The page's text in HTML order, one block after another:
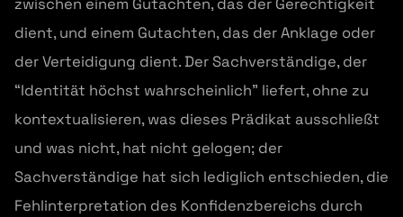
zwischen einem Gutachten, das der Gerechtigkeit
dient, und einem Gutachten, das der Anklage oder
der Verteidigung dient. Der Sachverständige, der
“Identität höchst wahrscheinlich” liefert, ohne zu
kontextualisieren, was dieses Prädikat ausschließt
und was nicht, hat nicht gelogen; der
Sachverständige hat sich lediglich entschieden, die
Fehlinterpretation des Konfidenzbereichs durch